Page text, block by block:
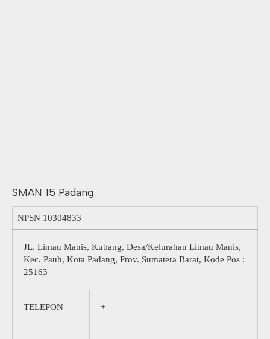
SMAN 15 Padang
NPSN 10304833
JL. Limau Manis, Kubang, Desa/Kelurahan Limau Manis,
Kec. Pauh, Kota Padang, Prov. Sumatera Barat, Kode Pos :
25163
TELEPON +